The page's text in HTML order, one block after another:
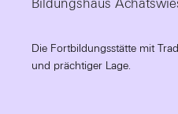
Die Fortbildungsstätte mit
und prächtiger Lage.